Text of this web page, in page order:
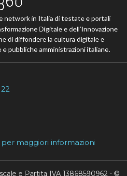
network in Italia di testate e portali
Digitale e dell’Innovazione
di diffondere la cultura digitale e
pubbliche amministrazioni italiane.
maggiori informazioni
e Partita IVA 13868590962 - ©